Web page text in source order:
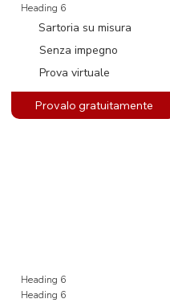
Heading 6
Sartoria su misura
Senza impegno
Prova virtuale
Heading 6
Heading 6